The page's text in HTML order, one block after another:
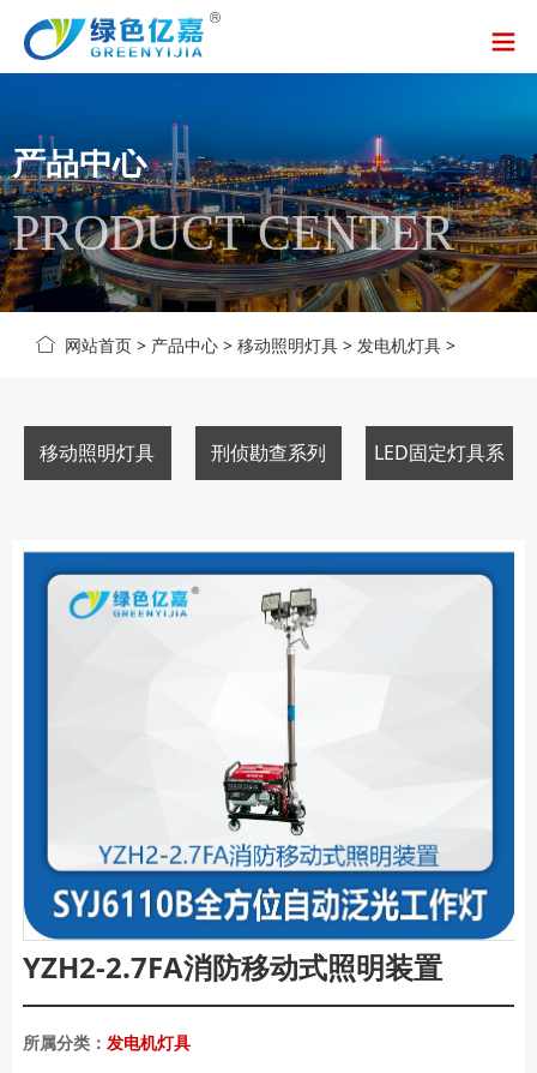
产品中心
PRODUCT CENTER
网站首页 > 产品中心 > 移动照明灯具 > 发电机灯具 >
移动照明灯具 刑侦勘查系列 LED固定灯具系
YZH2-2.7FA消防移动式照明装置
所属分类： 发电机灯具